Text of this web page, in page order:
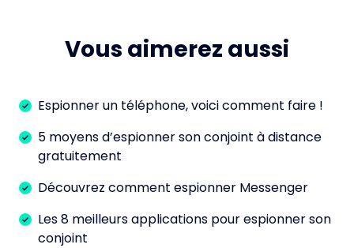
Vous aimerez aussi
Espionner un téléphone, voici comment faire !
5 moyens d’espionner son conjoint à distance
gratuitement
Découvrez comment espionner Messenger
Les 8 meilleurs applications pour espionner son
conjoint